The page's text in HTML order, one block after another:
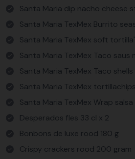
Santa Maria dip nacho cheese
Santa Maria TexMex Burrito
Santa Maria TexMex soft
Santa Maria TexMex Taco saus
Santa Maria TexMex Taco
Santa Maria TexMex
Santa Maria TexMex Wrap
Desperados fles 33 cl x 2
Bonbons de luxe rood 180 g
Crispy crackers rood 200 gram